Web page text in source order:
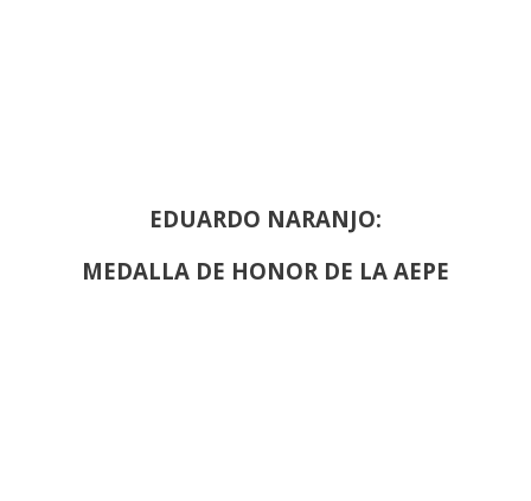
EDUARDO NARANJO:
MEDALLA DE HONOR DE LA AEPE